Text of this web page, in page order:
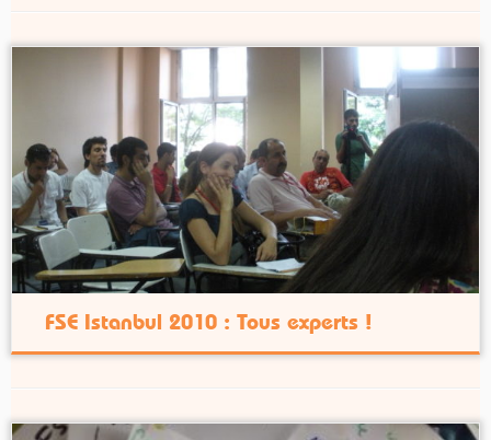
FSE Istanbul 2010 : Tous experts !